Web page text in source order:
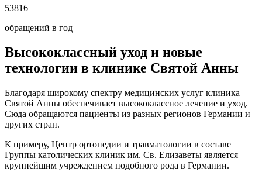
53816
обращений в год
Высококлассный уход и новые
технологии в клинике Святой Анны
Благодаря широкому спектру медицинских услуг клиника
Святой Анны обеспечивает высококлассное лечение и уход.
Сюда обращаются пациенты из разных регионов Германии и
других стран.
К примеру, Центр ортопедии и травматологии в составе
Группы католических клиник им. Св. Елизаветы является
крупнейшим учреждением подобного рода в Германии.